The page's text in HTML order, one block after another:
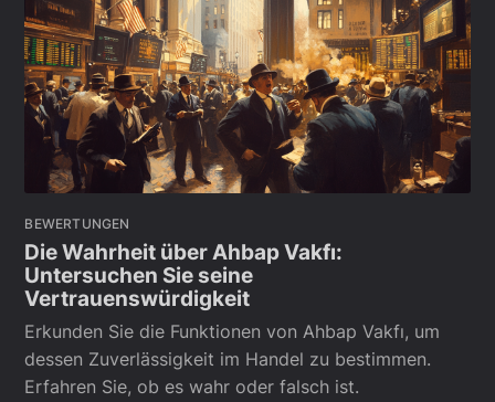
BEWERTUNGEN
Die Wahrheit über Ahbap Vakfı:
Untersuchen Sie seine
Vertrauenswürdigkeit
Erkunden Sie die Funktionen von Ahbap Vakfı, um
dessen Zuverlässigkeit im Handel zu bestimmen.
Erfahren Sie, ob es wahr oder falsch ist.